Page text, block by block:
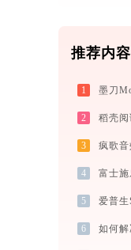
推荐内容
1
2
3
4
5
6